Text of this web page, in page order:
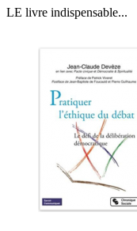
LE livre indispensable...